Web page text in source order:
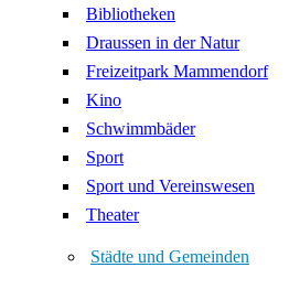
Bibliotheken
Draussen in der Natur
Freizeitpark Mammendorf
Kino
Schwimmbäder
Sport
Sport und Vereinswesen
Theater
Städte und Gemeinden